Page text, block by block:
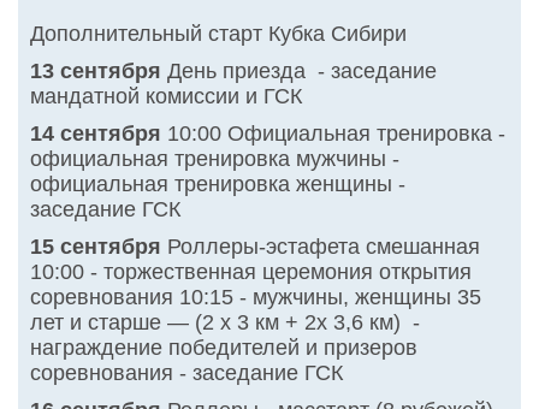
Дополнительный старт Кубка Сибири
13 сентября День приезда - заседание
мандатной комиссии и ГСК
14 сентября 10:00 Официальная тренировка -
официальная тренировка мужчины -
официальная тренировка женщины -
заседание ГСК
15 сентября Роллеры-эстафета смешанная
10:00 - торжественная церемония открытия
соревнования 10:15 - мужчины, женщины 35
лет и старше — (2 х 3 км + 2х 3,6 км) -
награждение победителей и призеров
соревнования - заседание ГСК